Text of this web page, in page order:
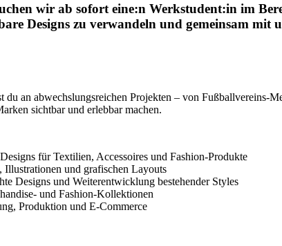
wir ab sofort eine:n Werkstudent:in im
Designs zu verwandeln und gemeinsam
an abwechslungsreichen Projekten – von
sichtbar und erlebbar machen.
für Textilien, Accessoires und Fashion-Produkte
und grafischen Layouts
Designs und Weiterentwicklung bestehender Styles
und Fashion-Kollektionen
Produktion und E-Commerce